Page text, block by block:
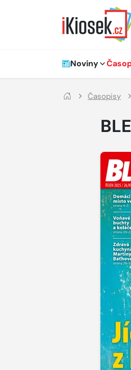
Hlavní navigace
Noviny
Časopisy